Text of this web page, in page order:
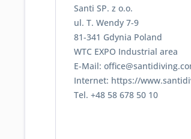
Santi SP. z o.o.
ul. T. Wendy 7-9
81-341 Gdynia Poland
WTC EXPO Industrial area
E-Mail:
Internet: https://
Tel. +48 58 678 50 10